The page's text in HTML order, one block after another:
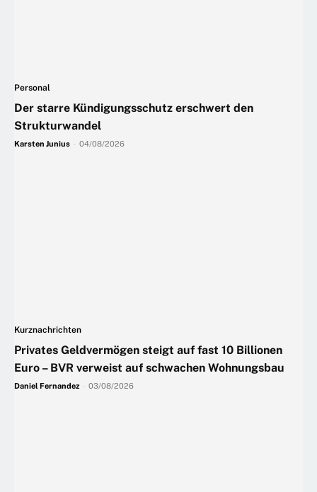
Personal
Der starre Kündigungsschutz erschwert den
Strukturwandel
Karsten Junius 04/08/2026
Kurznachrichten
Privates Geldvermögen steigt auf fast 10 Billionen
Euro – BVR verweist auf schwachen Wohnungsbau
Daniel Fernandez 03/08/2026